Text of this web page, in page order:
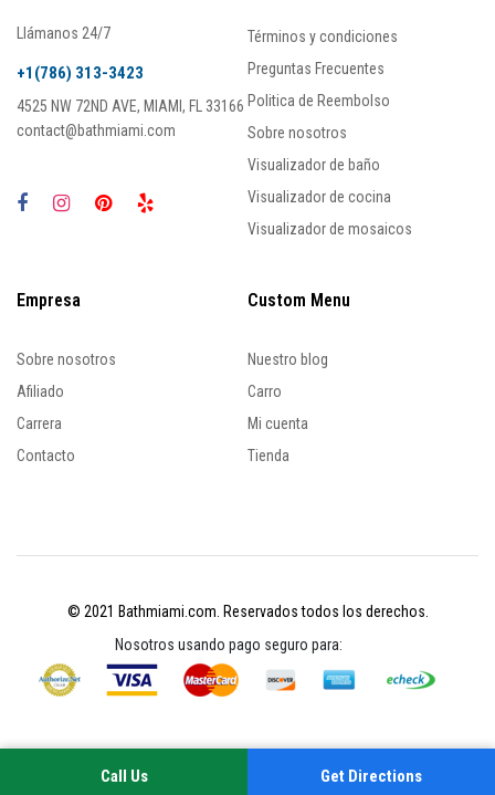
Llámanos 24/7
+1(786) 313-3423
4525 NW 72ND AVE, MIAMI, FL 33166
contact@bathmiami.com
Términos y condiciones
Preguntas Frecuentes
Politica de Reembolso
Sobre nosotros
Visualizador de baño
Visualizador de cocina
Visualizador de mosaicos
Empresa
Sobre nosotros
Afiliado
Carrera
Contacto
Custom Menu
Nuestro blog
Carro
Mi cuenta
Tienda
© 2021 Bathmiami.com. Reservados todos los derechos.
Nosotros usando pago seguro para:
Call Us Get Directions